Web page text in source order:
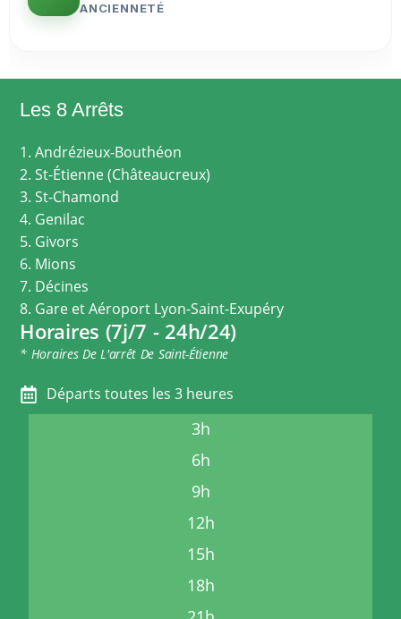
ANCIENNETÉ
Les 8 Arrêts
1. Andrézieux-Bouthéon
2. St-Étienne (Châteaucreux)
3. St-Chamond
4. Genilac
5. Givors
6. Mions
7. Décines
8. Gare et Aéroport Lyon-Saint-Exupéry
Horaires (7j/7 - 24h/24)
* Horaires De L'arrêt De Saint-Étienne
Départs toutes les 3 heures
3h
6h
9h
12h
15h
18h